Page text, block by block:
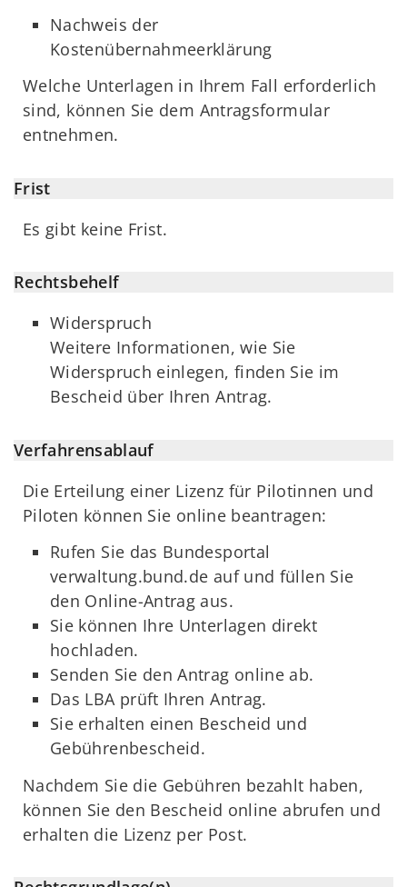
Nachweis der
Kostenübernahmeerklärung
Welche Unterlagen in Ihrem Fall erforderlich
sind, können Sie dem Antragsformular
entnehmen.
Frist
Es gibt keine Frist.
Rechtsbehelf
Widerspruch
Weitere Informationen, wie Sie
Widerspruch einlegen, finden Sie im
Bescheid über Ihren Antrag.
Verfahrensablauf
Die Erteilung einer Lizenz für Pilotinnen und
Piloten können Sie online beantragen:
Rufen Sie das Bundesportal
verwaltung.bund.de auf und füllen Sie
den Online-Antrag aus.
Sie können Ihre Unterlagen direkt
hochladen.
Senden Sie den Antrag online ab.
Das LBA prüft Ihren Antrag.
Sie erhalten einen Bescheid und
Gebührenbescheid.
Nachdem Sie die Gebühren bezahlt haben,
können Sie den Bescheid online abrufen und
erhalten die Lizenz per Post.